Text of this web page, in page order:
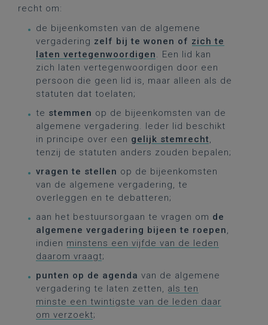
recht om:
de bijeenkomsten van de algemene
vergadering zelf bij te wonen of zich te
laten vertegenwoordigen. Een lid kan
zich laten vertegenwoordigen door een
persoon die geen lid is, maar alleen als de
statuten dat toelaten;
te stemmen op de bijeenkomsten van de
algemene vergadering. Ieder lid beschikt
in principe over een gelijk stemrecht,
tenzij de statuten anders zouden bepalen;
vragen te stellen op de bijeenkomsten
van de algemene vergadering, te
overleggen en te debatteren;
aan het bestuursorgaan te vragen om de
algemene vergadering bijeen te roepen,
indien minstens een vijfde van de leden
daarom vraagt;
punten op de agenda van de algemene
vergadering te laten zetten, als ten
minste een twintigste van de leden daar
om verzoekt;